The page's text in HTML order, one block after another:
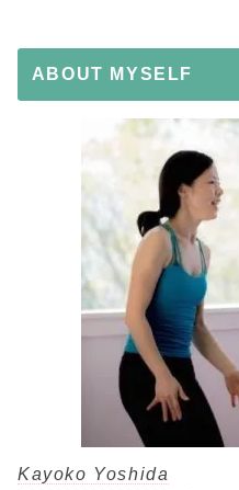
ABOUT MYSELF
Kayoko Yoshida